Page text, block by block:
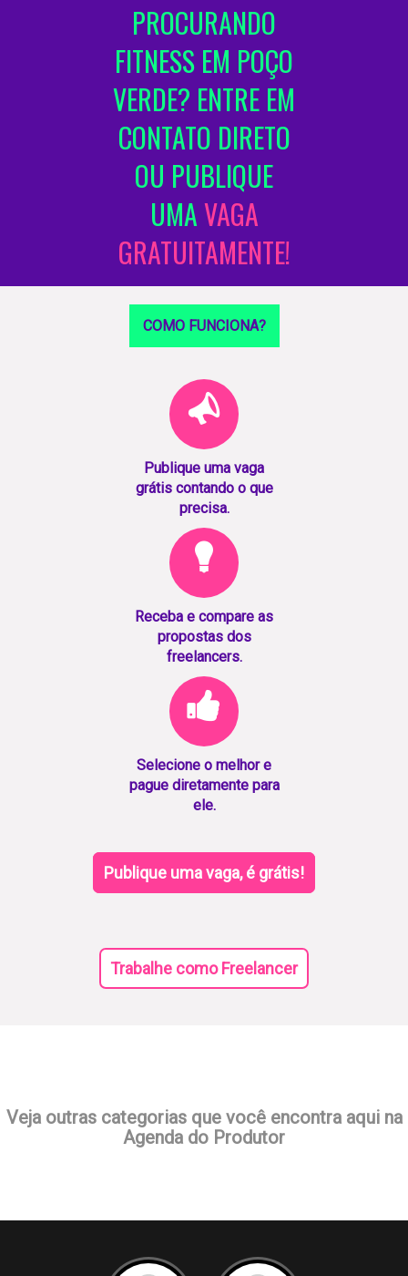
PROCURANDO
FITNESS EM POÇO
VERDE? ENTRE EM
CONTATO DIRETO
OU PUBLIQUE
UMAVAGA
GRATUITAMENTE!
COMO FUNCIONA?
Publique uma vaga
grátis contando o que
precisa.
Receba e compare as
propostas dos
freelancers.
Selecione o melhor e
pague diretamente para
ele.
Publique uma vaga, é grátis!
Trabalhe como Freelancer
Veja outras categorias que você encontra aqui na
Agenda do Produtor